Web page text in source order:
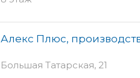
Алекс Плюс,
Большая Татарская, 21